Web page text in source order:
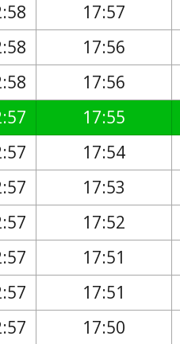
17:57
17:56
17:56
17:55
17:54
17:53
17:52
17:51
17:51
17:50